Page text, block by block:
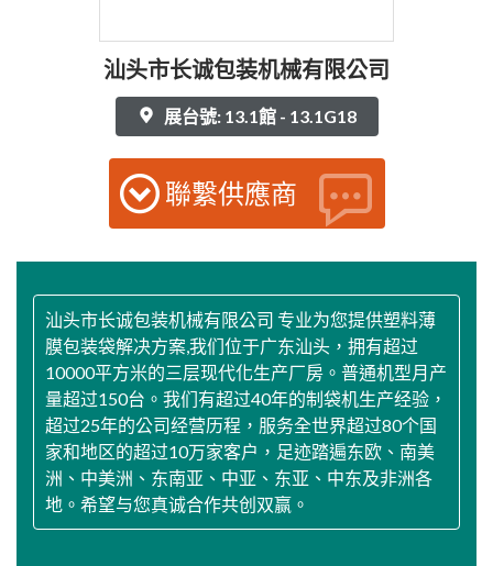
汕头市长诚包装机械有限公司
展台號: 13.1館 - 13.1G18
聯繫供應商
汕头市长诚包装机械有限公司 专业为您提供塑料薄
膜包装袋解决方案,我们位于广东汕头，拥有超过
10000平方米的三层现代化生产厂房。普通机型月产
量超过150台。我们有超过40年的制袋机生产经验，
超过25年的公司经营历程，服务全世界超过80个国
家和地区的超过10万家客户，足迹踏遍东欧、南美
洲、中美洲、东南亚、中亚、东亚、中东及非洲各
地。希望与您真诚合作共创双赢。